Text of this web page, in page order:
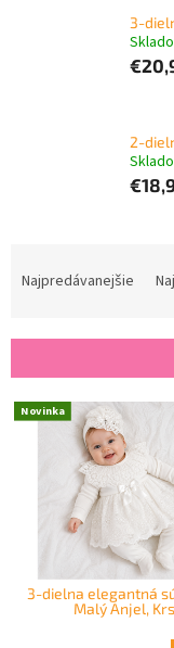
3-
2-
i
e
p
Najpredávanejšie
VNovinka
3-dielna elegantná
Malý Anjel,